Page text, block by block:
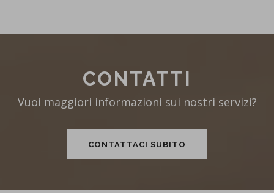
CONTATTI
Vuoi maggiori informazioni sui nostri servizi?
CONTATTACI SUBITO